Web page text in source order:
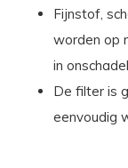
Fijnstof,
worden op
in
De filter is
eenvoudig